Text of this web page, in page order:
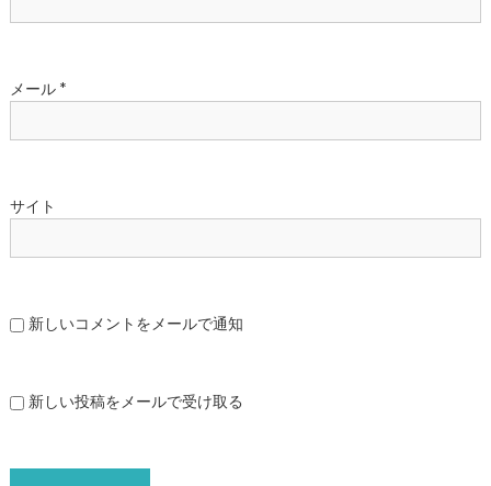
メール *
サイト
新しいコメントをメールで通知
新しい投稿をメールで受け取る